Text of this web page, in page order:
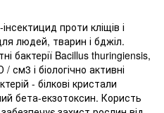
проти кліщів і
людей, тварин і бджіл.
бактерії Bacillus thuringiensis,
і біологічно активні
- білкові кристали
бета-екзотоксин. Користь